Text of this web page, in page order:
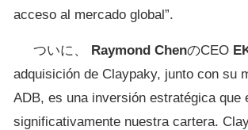
acceso al mercado global”.
ついに、 Raymond ChenのCEO
adquisición de Claypaky, junto con su
ADB, es una inversión estratégica que
significativamente nuestra cartera.